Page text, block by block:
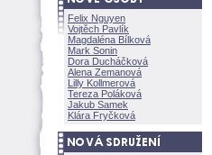
Felix Nguyen
Vojtěch Pavlík
Magdaléna Bílkov
Mark Sonin
Dora Ducháčkov
Alena Zemanov
Lilly Kollmerov
Tereza Polákov
Jakub Samek
Klára Fryčkov